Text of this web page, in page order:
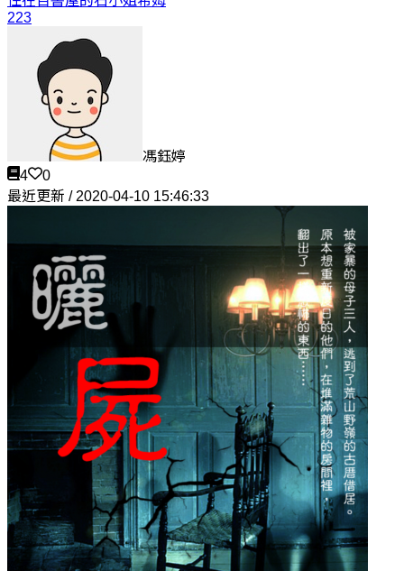
223
馮鈺婷
4
0
最近更新 / 2020-04-10 15:46:33